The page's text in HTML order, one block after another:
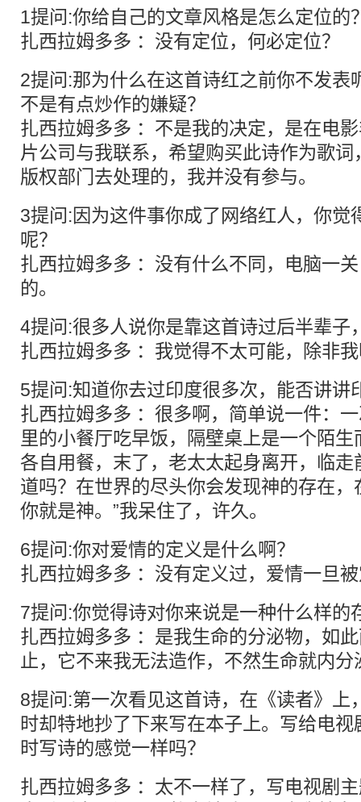
1提问:你给自己的文章风格是怎么定位的
扎西拉姆多多 ：没有定位，何必定位？
2提问:那为什么在这首诗红之前你不发表
不是有点炒作的嫌疑？
扎西拉姆多多 ：不是我的决定，是在电
片公司与我联系，希望购买此诗作为歌
版权部门去处理的，我并没有参与。
3提问:因为这件事你成了网络红人，你觉
呢？
扎西拉姆多多 ：没有什么不同，电脑一
的。
4提问:很多人说你是靠这首诗过后半辈子
扎西拉姆多多 ：我觉得不太可能，除非
5提问:知道你去过印度很多次，能否讲讲
扎西拉姆多多 ：很多啊，简单说一件：
里的小餐厅吃早饭，隔壁桌上是一个陌
各自用餐，末了，老太太起身离开，临走
道吗？在世界的尽头你会发现神的存在
你就是神。”我呆住了，许久。
6提问:你对爱情的定义是什么啊？
扎西拉姆多多 ：没有定义过，爱情一旦
7提问:你觉得诗对你来说是一种什么样的
扎西拉姆多多 ：是我生命的分泌物，如
止，它不来我无法造作，不然生命就内分
8提问:第一次看见这首诗，在《读者》上
时却特地抄了下来写在本子上。写给电
时写诗的感觉一样吗？
扎西拉姆多多 ：太不一样了，写电视剧